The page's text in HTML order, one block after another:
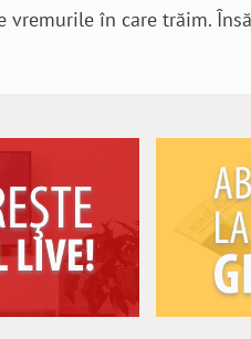
vremurile în care trăim.